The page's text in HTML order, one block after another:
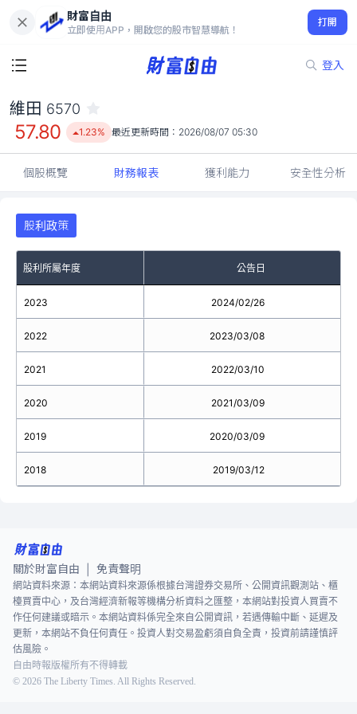
財富自由
立即使用APP，開啟您的股市智慧導航！
打開
登入
57.80
1.23%
維田 6570
57.80 1.23% 最近更新時間： 2026/08/07 05:30
個股概覽 財務報表 獲利能力 安全性分析
股利政策
股利所屬年度 公告日
2023
2022
2021
2020
2019
2018
2024/02/26
2023/03/08
2022/03/10
2021/03/09
2020/03/09
2019/03/12
關於財富自由 免責聲明
網站資料來源：本網站資料來源係根據台灣證券交易所、公開資訊觀測站、櫃
檯買賣中心，及台灣經濟新報等機構分析資料之匯整，本網站對投資人買賣不
作任何建議或暗示。本網站資料係完全來自公開資訊，若遇傳輸中斷、延遲及
更新，本網站不負任何責任。投資人對交易盈虧須自負全責，投資前請謹慎評
估風險。
自由時報版權所有不得轉載
© 2026 The Liberty Times. All Rights Reserved.